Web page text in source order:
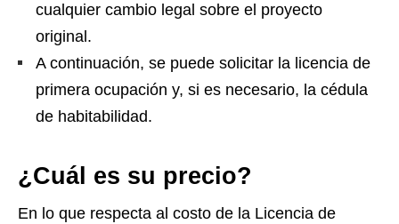
cualquier cambio legal sobre el proyecto
original.
A continuación, se puede solicitar la licencia de
primera ocupación y, si es necesario, la cédula
de habitabilidad.
¿Cuál es su precio?
En lo que respecta al costo de la Licencia de